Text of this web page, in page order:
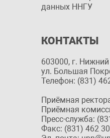
данных ННГУ
КОНТАКТЫ
603000, г.
ул. Большая
Телефон: (831)
Приёмная
Приёмная
Пресс-служба:
Факс: (831) 462